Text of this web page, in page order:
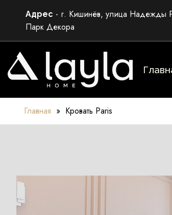
content
Адрес - г. Кишинёв, улица Надежды
Парк Декора
Главная » Кровать Paris